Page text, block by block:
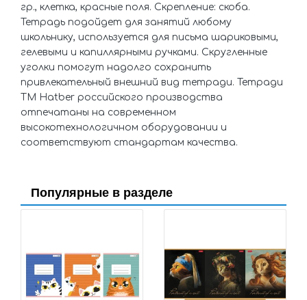
гр., клетка, красные поля. Скрепление: скоба.
Тетрадь подойдет для занятий любому
школьнику, используется для письма шариковыми,
гелевыми и капиллярными ручками. Скругленные
уголки помогут надолго сохранить
привлекательный внешний вид тетради. Тетради
ТМ Hatber российского производства
отпечатаны на современном
высокотехнологичном оборудовании и
соответствуют стандартам качества.
Популярные в разделе